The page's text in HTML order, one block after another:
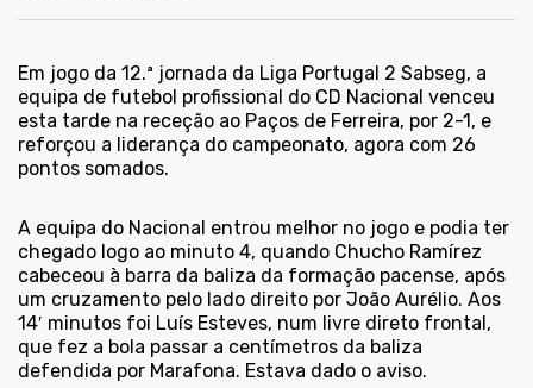
Em jogo da 12.ª jornada da Liga Portugal 2 Sabseg, a
equipa de futebol profissional do CD Nacional venceu
esta tarde na receção ao Paços de Ferreira, por 2-1, e
reforçou a liderança do campeonato, agora com 26
pontos somados.
A equipa do Nacional entrou melhor no jogo e podia ter
chegado logo ao minuto 4, quando Chucho Ramírez
cabeceou à barra da baliza da formação pacense, após
um cruzamento pelo lado direito por João Aurélio. Aos
14′ minutos foi Luís Esteves, num livre direto frontal,
que fez a bola passar a centímetros da baliza
defendida por Marafona. Estava dado o aviso.